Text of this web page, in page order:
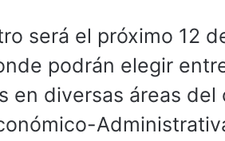
será el próximo 12
podrán elegir
en diversas áreas del